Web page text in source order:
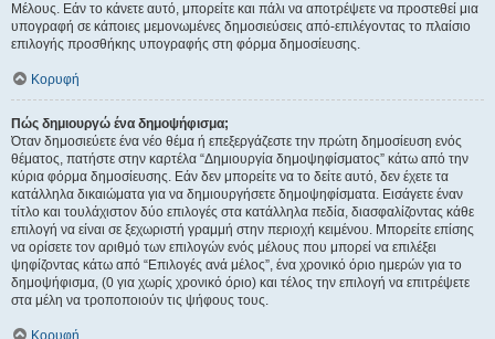
Μέλους. Εάν το κάνετε αυτό, μπορείτε και πάλι να αποτρέψετε να προστεθεί μια
υπογραφή σε κάποιες μεμονωμένες δημοσιεύσεις από-επιλέγοντας το πλαίσιο
επιλογής προσθήκης υπογραφής στη φόρμα δημοσίευσης.
Κορυφή
Πώς δημιουργώ ένα δημοψήφισμα;
Όταν δημοσιεύετε ένα νέο θέμα ή επεξεργάζεστε την πρώτη δημοσίευση ενός
θέματος, πατήστε στην καρτέλα “Δημιουργία δημοψηφίσματος” κάτω από την
κύρια φόρμα δημοσίευσης. Εάν δεν μπορείτε να το δείτε αυτό, δεν έχετε τα
κατάλληλα δικαιώματα για να δημιουργήσετε δημοψηφίσματα. Εισάγετε έναν
τίτλο και τουλάχιστον δύο επιλογές στα κατάλληλα πεδία, διασφαλίζοντας κάθε
επιλογή να είναι σε ξεχωριστή γραμμή στην περιοχή κειμένου. Μπορείτε επίσης
να ορίσετε τον αριθμό των επιλογών ενός μέλους που μπορεί να επιλέξει
ψηφίζοντας κάτω από “Επιλογές ανά μέλος”, ένα χρονικό όριο ημερών για το
δημοψήφισμα, (0 για χωρίς χρονικό όριο) και τέλος την επιλογή να επιτρέψετε
στα μέλη να τροποποιούν τις ψήφους τους.
Κορυφή